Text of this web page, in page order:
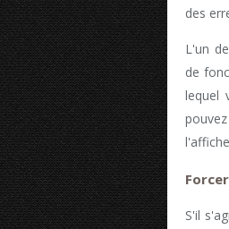
des
L'un
de
lequel
S'il